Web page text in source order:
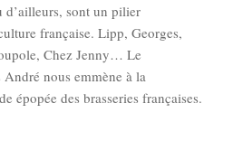
d’ailleurs, sont un pilier
française. Lipp, Georges,
Chez Jenny… Le
nous emmène à la
épopée des brasseries françaises.